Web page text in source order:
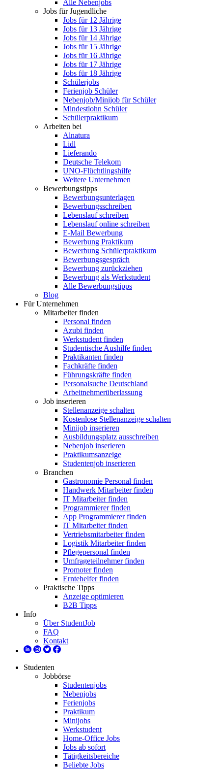
Alle Nebenjobs
Jobs für Jugendliche
Jobs für 12 Jährige
Jobs für 13 Jährige
Jobs für 14 Jährige
Jobs für 15 Jährige
Jobs für 16 Jährige
Jobs für 17 Jährige
Jobs für 18 Jährige
Schülerjobs
Ferienjob Schüler
Nebenjob/Minijob für Schüler
Mindestlohn Schüler
Schülerpraktikum
Arbeiten bei
Alnatura
Lidl
Lieferando
Deutsche Telekom
UNO-Flüchtlingshilfe
Weitere Unternehmen
Bewerbungstipps
Bewerbungsunterlagen
Bewerbungsschreiben
Lebenslauf schreiben
Lebenslauf online schreiben
E-Mail Bewerbung
Bewerbung Praktikum
Bewerbung Schülerpraktikum
Bewerbungsgespräch
Bewerbung zurückziehen
Bewerbung als Werkstudent
Alle Bewerbungstipps
Blog
Für Unternehmen
Mitarbeiter finden
Personal finden
Azubi finden
Werkstudent finden
Studentische Aushilfe finden
Praktikanten finden
Fachkräfte finden
Führungskräfte finden
Personalsuche Deutschland
Arbeitnehmerüberlassung
Job inserieren
Stellenanzeige schalten
Kostenlose Stellenanzeige schalten
Minijob inserieren
Ausbildungsplatz ausschreiben
Nebenjob inserieren
Praktikumsanzeige
Studentenjob inserieren
Branchen
Gastronomie Personal finden
Handwerk Mitarbeiter finden
IT Mitarbeiter finden
Programmierer finden
App Programmierer finden
IT Mitarbeiter finden
Vertriebsmitarbeiter finden
Logistik Mitarbeiter finden
Pflegepersonal finden
Umfrageteilnehmer finden
Promoter finden
Erntehelfer finden
Praktische Tipps
Anzeige optimieren
B2B Tipps
Info
Über StudentJob
FAQ
Kontakt
Studenten
Jobbörse
Studentenjobs
Nebenjobs
Ferienjobs
Praktikum
Minijobs
Werkstudent
Home-Office Jobs
Jobs ab sofort
Tätigkeitsbereiche
Beliebte Jobs